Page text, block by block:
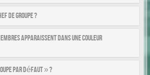
de groupe ?
apparaissent dans une couleur
par défaut » ?